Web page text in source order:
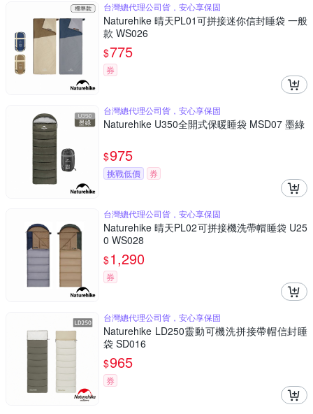
台灣總代理公司貨，安心享保固
Naturehike 晴天PL01可拼接迷你信封睡袋 一般
款 WS026
$775
券
台灣總代理公司貨，安心享保固
Naturehike U350全開式保暖睡袋 MSD07 墨綠
$975
挑戰低價 券
台灣總代理公司貨，安心享保固
Naturehike 晴天PL02可拼接機洗帶帽睡袋 U25
0 WS028
$1,290
券
台灣總代理公司貨，安心享保固
Naturehike LD250靈動可機洗拼接帶帽信封睡
袋 SD016
$965
券